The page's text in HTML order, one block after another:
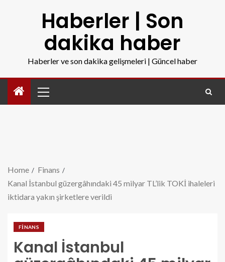
Haberler | Son
dakika haber
Haberler ve son dakika gelişmeleri | Güncel haber
Home
Finans
Kanal İstanbul güzergâhındaki 45 milyar TL’lik TOKİ ihaleleri
iktidara yakın şirketlere verildi
FINANS
Kanal İstanbul